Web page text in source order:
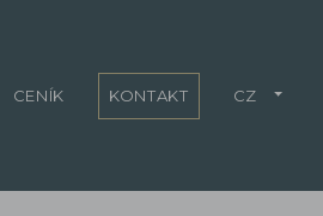
CENÍK KONTAKT CZ